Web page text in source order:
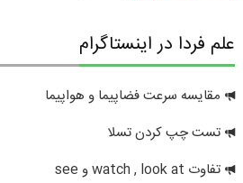
علم فردا در اینستاگرام
مقایسه سرعت فضاپیما و هواپیما
تست چپ کردن تسلا
تفاوت watch , look at و see